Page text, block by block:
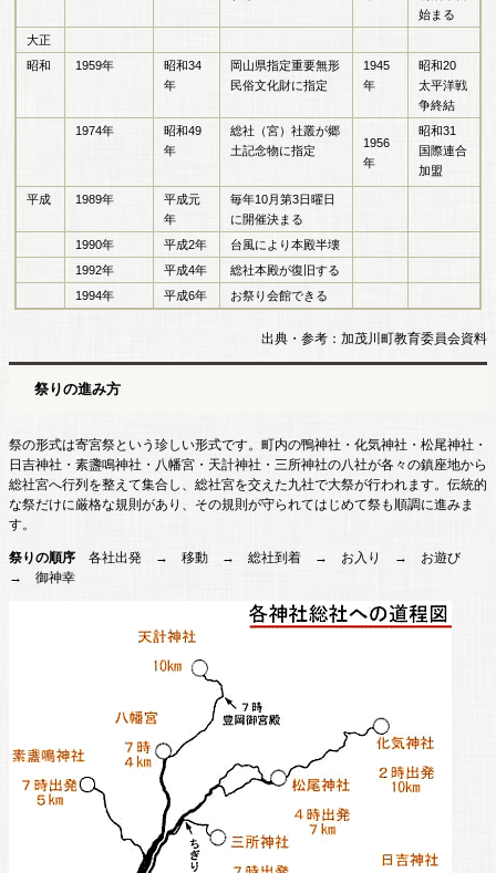
始まる
大正
昭和
1959年
昭和34
年
岡山県指定重要無形
民俗文化財に指定
1945
年
昭和20
太平洋戦
争終結
1974年
昭和49
年
総社（宮）社叢が郷
土記念物に指定
1956
年
昭和31
国際連合
加盟
平成 1989年
平成元
年
毎年10月第3日曜日
に開催決まる
1990年
平成2年
台風により本殿半壊
1992年
平成4年
総社本殿が復旧する
1994年
平成6年 お祭り会館できる
出典・参考：加茂川町教育委員会資料
祭りの進み方
祭の形式は寄宮祭という珍しい形式です。町内の鴨神社・化気神社・松尾神社・
日吉神社・素盞鳴神社・八幡宮・天計神社・三所神社の八社が各々の鎮座地から
総社宮へ行列を整えて集合し、総社宮を交えた九社で大祭が行われます。伝統的
な祭だけに厳格な規則があり、その規則が守られてはじめて祭も順調に進みま
す。
祭りの順序 各社出発 → 移動 → 総社到着 → お入り → お遊び
→ 御神幸